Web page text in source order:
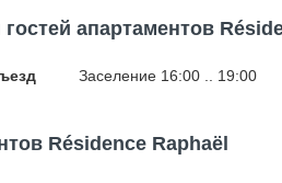
апартаментов
Заселение 16:00 .. 19:00
Résidence Raphaël